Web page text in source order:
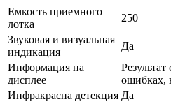
Емкость приемного
лотка
250
Звуковая и визуальная
индикация
Да
Информация на
дисплее
ошибках,
Инфракрасна детекция Да